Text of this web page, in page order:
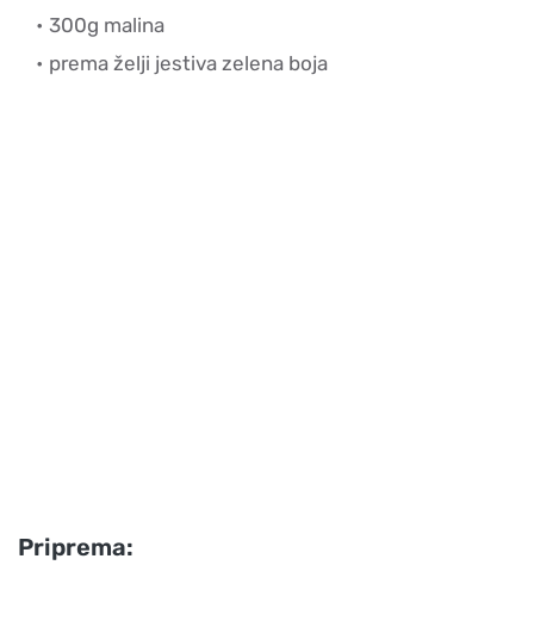
300g malina
prema želji jestiva zelena boja
Priprema: